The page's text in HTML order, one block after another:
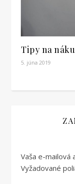
Tipy na
5. júna 2019
Vaša e-mailová
Vyžadované